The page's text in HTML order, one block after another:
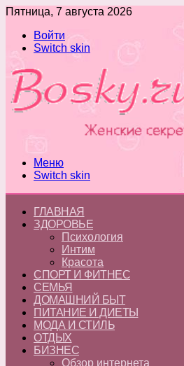
Пятница, 7 августа 2026
Войти
Switch skin
Меню
Switch skin
ГЛАВНАЯ
ЗДОРОВЬЕ
Психология
Интим
Красота
СПОРТ И ФИТНЕС
СЕМЬЯ
ДОМАШНИЙ БЫТ
ПИТАНИЕ И ДИЕТЫ
МОДА И СТИЛЬ
ОТДЫХ
БИЗНЕС
Обзор интернета